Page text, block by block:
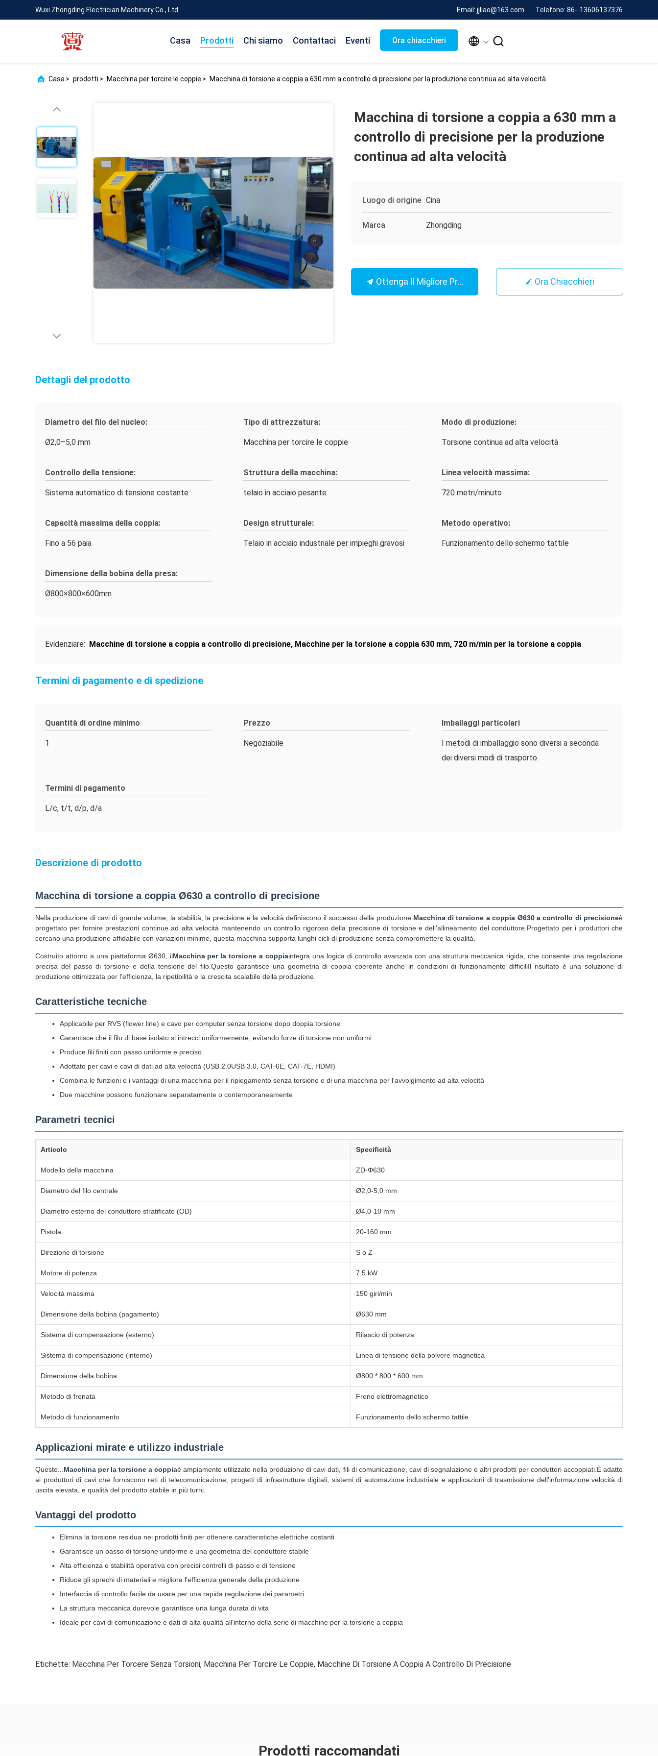
Wuxi Zhongding Electrician Machinery Co., Ltd. Email: jjliao@163.com Telefono: 86--13606137376
Casa Prodotti Chi siamo Contattaci Eventi Ora chiacchieri  
Casa > prodotti > Macchina per torcire le coppie > Macchina di torsione a coppia a 630 mm a controllo di precisione per la produzione continua ad alta velocità
Macchina di torsione a coppia a 630 mm a
controllo di precisione per la produzione
continua ad alta velocità
Luogo di origine Cina
Marca Zhongding
Ottenga Il Migliore Prezzo Ora Chiacchieri
Dettagli del prodotto
Diametro del filo del nucleo:
Ø2,0–5,0 mm
Tipo di attrezzatura:
Macchina per torcire le coppie
Modo di produzione:
Torsione continua ad alta velocità
Controllo della tensione:
Sistema automatico di tensione costante
Struttura della macchina:
telaio in acciaio pesante
Linea velocità massima:
720 metri/minuto
Capacità massima della coppia:
Fino a 56 paia
Design strutturale:
Telaio in acciaio industriale per impieghi gravosi
Metodo operativo:
Funzionamento dello schermo tattile
Dimensione della bobina della presa:
Ø800×800×600mm
Evidenziare: Macchine di torsione a coppia a controllo di precisione, Macchine per la torsione a coppia 630 mm, 720 m/min per la torsione a coppia
Termini di pagamento e di spedizione
Quantità di ordine minimo
1
Prezzo
Negoziabile
Imballaggi particolari
I metodi di imballaggio sono diversi a seconda
dei diversi modi di trasporto.
Termini di pagamento
L/c, t/t, d/p, d/a
Descrizione di prodotto
Macchina di torsione a coppia Ø630 a controllo di precisione
Nella produzione di cavi di grande volume, la stabilità, la precisione e la velocità definiscono il successo della produzione. Macchina di torsione a coppia Ø630 a controllo di precisioneè
progettato per fornire prestazioni continue ad alta velocità mantenendo un controllo rigoroso della precisione di torsione e dell'allineamento del conduttore.Progettato per i produttori che
cercano una produzione affidabile con variazioni minime, questa macchina supporta lunghi cicli di produzione senza compromettere la qualità.
Costruito attorno a una piattaforma Ø630, ilMacchina per la torsione a coppiaintegra una logica di controllo avanzata con una struttura meccanica rigida, che consente una regolazione
precisa del passo di torsione e della tensione del filo.Questo garantisce una geometria di coppia coerente anche in condizioni di funzionamento difficiliIl risultato è una soluzione di
produzione ottimizzata per l'efficienza, la ripetibilità e la crescita scalabile della produzione.
Caratteristiche tecniche
Applicabile per RVS (flower line) e cavo per computer senza torsione dopo doppia torsione
Garantisce che il filo di base isolato si intrecci uniformemente, evitando forze di torsione non uniformi
Produce fili finiti con passo uniforme e preciso
Adottato per cavi e cavi di dati ad alta velocità (USB 2.0USB 3.0, CAT-6E, CAT-7E, HDMI)
Combina le funzioni e i vantaggi di una macchina per il ripiegamento senza torsione e di una macchina per l'avvolgimento ad alta velocità
Due macchine possono funzionare separatamente o contemporaneamente
Parametri tecnici
Articolo Specificità
Modello della macchina ZD-Φ630
Diametro del filo centrale Ø2,0-5,0 mm
Diametro esterno del conduttore stratificato (OD) Ø4,0-10 mm
Pistola 20-160 mm
Direzione di torsione S o Z
Motore di potenza 7.5 kW
Velocità massima 150 giri/min
Dimensione della bobina (pagamento) Ø630 mm
Sistema di compensazione (esterno) Rilascio di potenza
Sistema di compensazione (interno) Linea di tensione della polvere magnetica
Dimensione della bobina Ø800 * 800 * 600 mm
Metodo di frenata Freno elettromagnetico
Metodo di funzionamento Funzionamento dello schermo tattile
Applicazioni mirate e utilizzo industriale
Questo... Macchina per la torsione a coppiaè ampiamente utilizzato nella produzione di cavi dati, fili di comunicazione, cavi di segnalazione e altri prodotti per conduttori accoppiati.È adatto
ai produttori di cavi che forniscono reti di telecomunicazione, progetti di infrastrutture digitali, sistemi di automazione industriale e applicazioni di trasmissione dell'informazione.velocità di
uscita elevata, e qualità del prodotto stabile in più turni.
Vantaggi del prodotto
Elimina la torsione residua nei prodotti finiti per ottenere caratteristiche elettriche costanti
Garantisce un passo di torsione uniforme e una geometria del conduttore stabile
Alta efficienza e stabilità operativa con precisi controlli di passo e di tensione
Riduce gli sprechi di materiali e migliora l'efficienza generale della produzione
Interfaccia di controllo facile da usare per una rapida regolazione dei parametri
La struttura meccanica durevole garantisce una lunga durata di vita
Ideale per cavi di comunicazione e dati di alta qualità all'interno della serie di macchine per la torsione a coppia
Etichette: Macchina Per Torcere Senza Torsioni, Macchina Per Torcire Le Coppie, Macchine Di Torsione A Coppia A Controllo Di Precisione
Prodotti raccomandati